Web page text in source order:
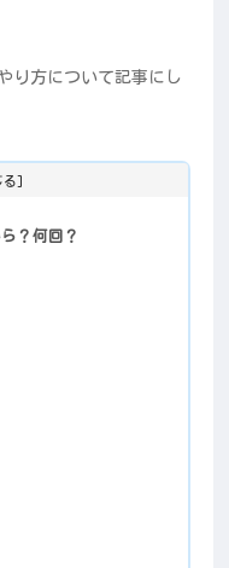
り方について記事にし
？何回？